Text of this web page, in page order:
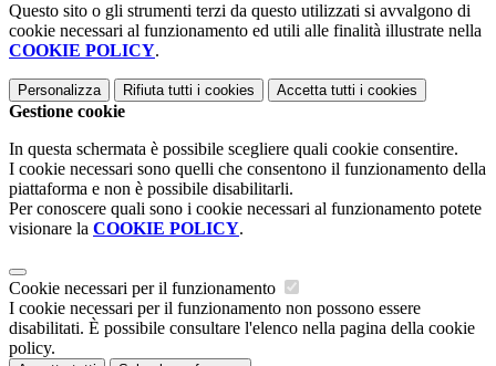
Questo sito o gli strumenti terzi da questo utilizzati si avvalgono di
cookie necessari al funzionamento ed utili alle finalità illustrate nella
COOKIE POLICY.
Personalizza Rifiuta tutti i cookies Accetta tutti i cookies
Gestione cookie
In questa schermata è possibile scegliere quali cookie consentire.
I cookie necessari sono quelli che consentono il funzionamento della
piattaforma e non è possibile disabilitarli.
Per conoscere quali sono i cookie necessari al funzionamento potete
visionare la COOKIE POLICY.
Cookie necessari per il funzionamento
I cookie necessari per il funzionamento non possono essere
disabilitati. È possibile consultare l'elenco nella pagina della cookie
policy.